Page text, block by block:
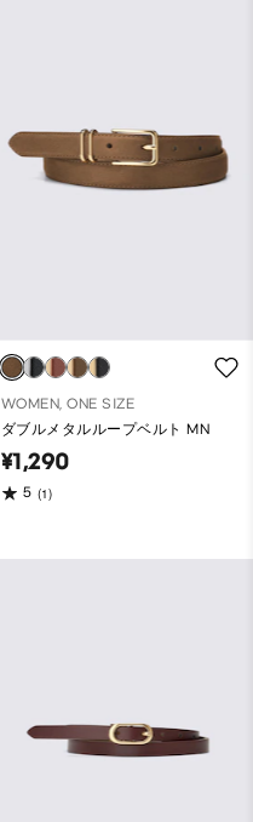
WOMEN, ONE SIZE
ダブルメタルループベルト MN
¥1,290
5 (1)